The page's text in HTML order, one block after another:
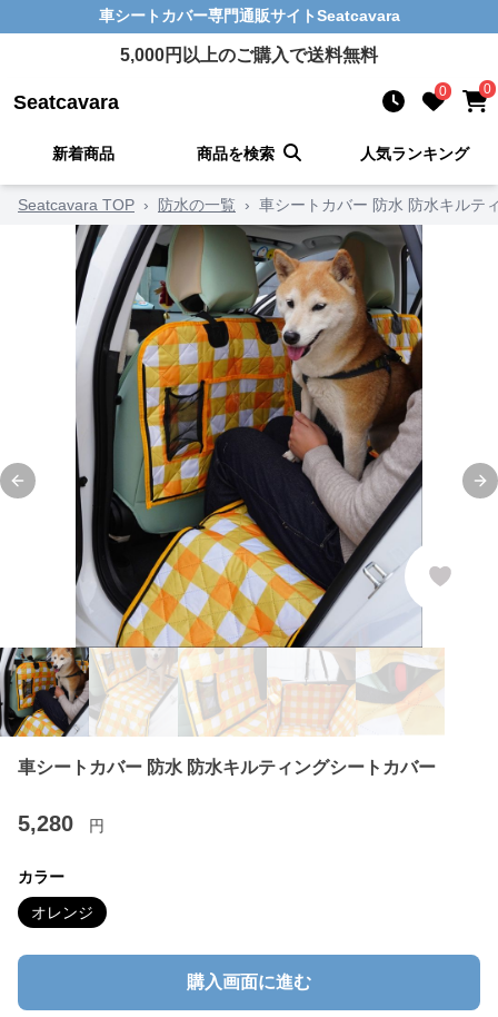
車シートカバー専門通販サイトSeatcavara
5,000円以上のご購入で送料無料
Seatcavara 0 0
新着商品 商品を検索 人気ランキング
Seatcavara TOP › 防水の一覧 › 車シートカバー 防水 防水キルテ
Previous slide
車シートカバー 防水 防水キルティングシートカバー
5,280 円
カラー
オレンジ
購入画面に進む